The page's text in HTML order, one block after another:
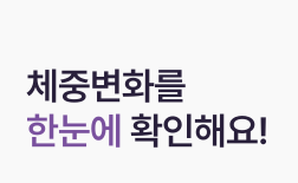
체중변화를
한눈에확인해요!